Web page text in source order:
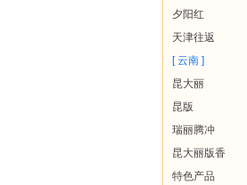
夕阳红
天津往返
[ 云南 ]
昆大丽
昆版
瑞丽腾冲
昆大丽版香
特色产品